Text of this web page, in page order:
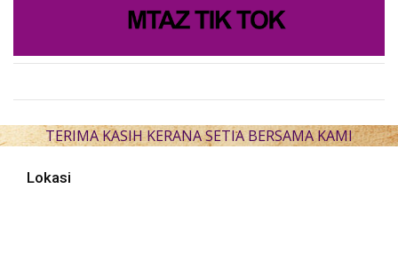
TERIMA KASIH KERANA SETIA BERSAMA KAMI
Lokasi